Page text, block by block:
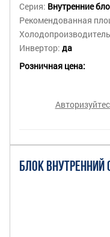
Серия: Внутренние
Рекомендованная
Инвертор: да
Розничная цена:
БЛОК ВНУТРЕННИЙ